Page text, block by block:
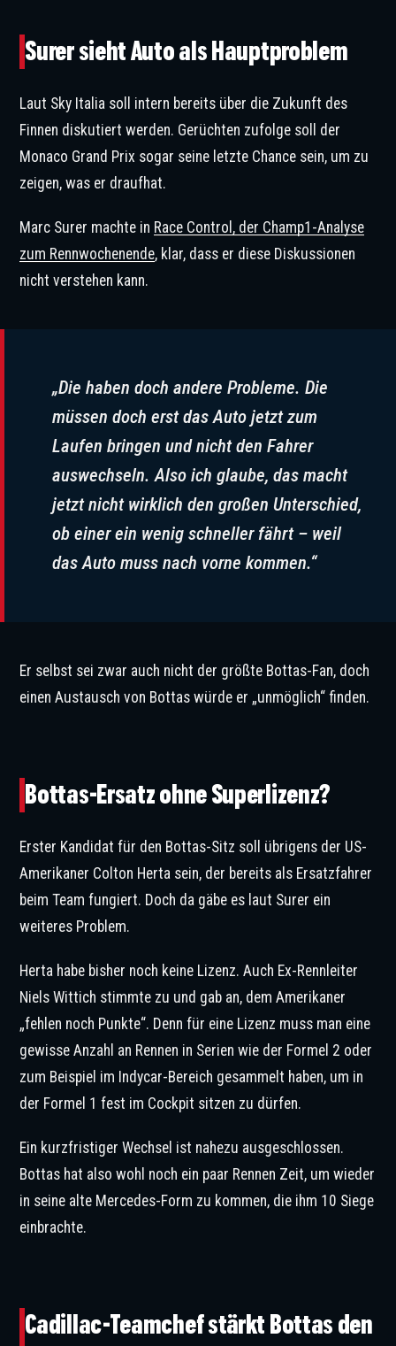
Surer sieht Auto als Hauptproblem
Laut Sky Italia soll intern bereits über die Zukunft des
Finnen diskutiert werden. Gerüchten zufolge soll der
Monaco Grand Prix sogar seine letzte Chance sein, um zu
zeigen, was er draufhat.
Marc Surer machte in Race Control, der Champ1-Analyse
zum Rennwochenende, klar, dass er diese Diskussionen
nicht verstehen kann.
„Die haben doch andere Probleme. Die
müssen doch erst das Auto jetzt zum
Laufen bringen und nicht den Fahrer
auswechseln. Also ich glaube, das macht
jetzt nicht wirklich den großen Unterschied,
ob einer ein wenig schneller fährt – weil
das Auto muss nach vorne kommen.“
Er selbst sei zwar auch nicht der größte Bottas-Fan, doch
einen Austausch von Bottas würde er „unmöglich“ finden.
Bottas-Ersatz ohne Superlizenz?
Erster Kandidat für den Bottas-Sitz soll übrigens der US-
Amerikaner Colton Herta sein, der bereits als Ersatzfahrer
beim Team fungiert. Doch da gäbe es laut Surer ein
weiteres Problem.
Herta habe bisher noch keine Lizenz. Auch Ex-Rennleiter
Niels Wittich stimmte zu und gab an, dem Amerikaner
„fehlen noch Punkte“. Denn für eine Lizenz muss man eine
gewisse Anzahl an Rennen in Serien wie der Formel 2 oder
zum Beispiel im Indycar-Bereich gesammelt haben, um in
der Formel 1 fest im Cockpit sitzen zu dürfen.
Ein kurzfristiger Wechsel ist nahezu ausgeschlossen.
Bottas hat also wohl noch ein paar Rennen Zeit, um wieder
in seine alte Mercedes-Form zu kommen, die ihm 10 Siege
einbrachte.
Cadillac-Teamchef stärkt Bottas den